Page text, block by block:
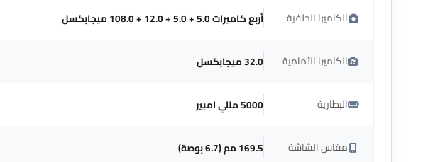
الكاميرا الخلفية أربع كاميرات ‎108.0 + 12.0 + 5.0 + 5.0 ميجابكسل
الكاميرا الأمامية 32.0 ميجابكسل
البطارية 5000 مللي امبير
مقاس الشاشة 169.5 مم (6.7 بوصة)